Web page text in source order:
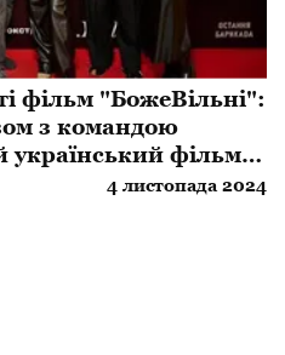
фільм "БожеВільні":
з командою
український фільм
психіатрію
4 листопада 2024